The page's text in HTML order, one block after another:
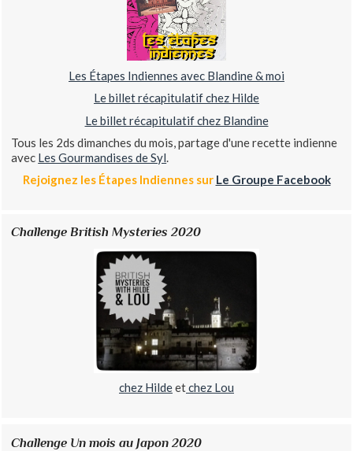
Les Étapes Indiennes avec Blandine & moi
Le billet récapitulatif chez Hilde
Le billet récapitulatif chez Blandine
Tous les 2ds dimanches du mois, partage d'une recette indienne
avec Les Gourmandises de Syl.
Rejoignez les Étapes Indiennes sur Le Groupe Facebook
Challenge British Mysteries 2020
chez Hildeetchez Lou
Challenge Un mois au Japon 2020